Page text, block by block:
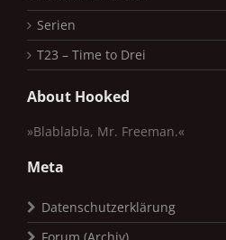
Serien
T23 – Time to Drei
About Hooked
»Blablabla, Mr. Freeman.«
Meta
Datenschutzerklärung